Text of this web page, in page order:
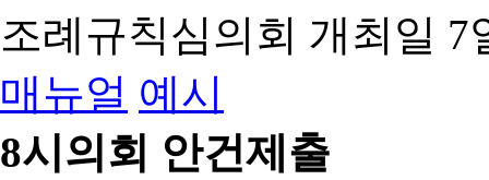
조례규칙심의회 개최일 7
매뉴얼 예시
8시의회 안건제출